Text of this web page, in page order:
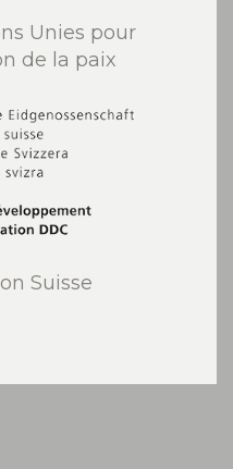
Unies pour
de la paix
Suisse